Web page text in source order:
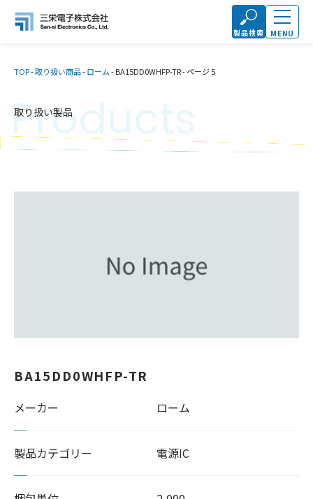
製品検索 MENU
TOP-取り扱い商品-ローム-BA15DD0WHFP-TR-ページ 5
取り扱い製品
Products
BA15DD0WHFP-TR
メーカー ローム
製品カテゴリー 電源IC